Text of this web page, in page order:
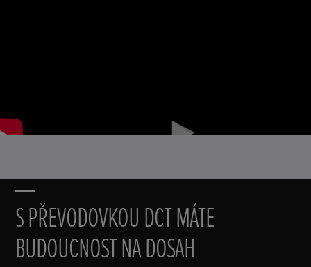
S PŘEVODOVKOU DCT MÁTE
BUDOUCNOST NA DOSAH